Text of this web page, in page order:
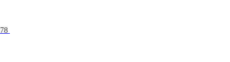
78